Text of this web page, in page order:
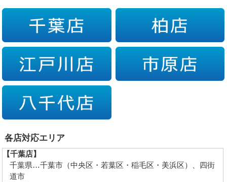
各店対応エリア
【千葉店】
千葉県…千葉市（中央区・若葉区・稲毛区・美浜区）、四街
道市